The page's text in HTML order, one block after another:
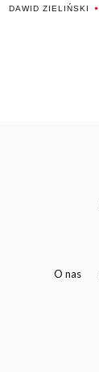
DAWID ZIELIŃSKI
O nas